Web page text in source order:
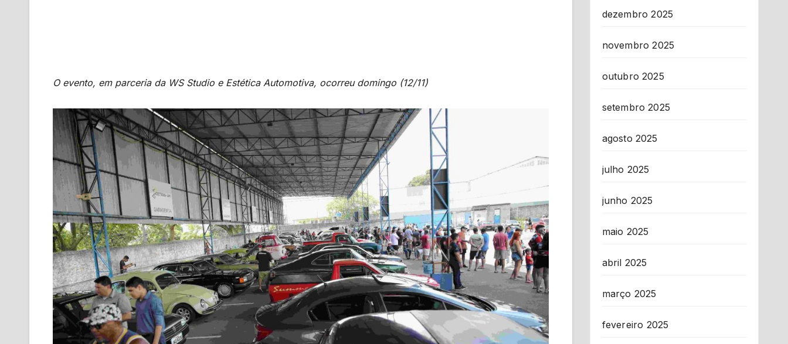
O evento, em parceria da WS Studio e Estética Automotiva, ocorreu domingo (12/11)
dezembro 2025
novembro 2025
outubro 2025
setembro 2025
agosto 2025
julho 2025
junho 2025
maio 2025
abril 2025
março 2025
fevereiro 2025